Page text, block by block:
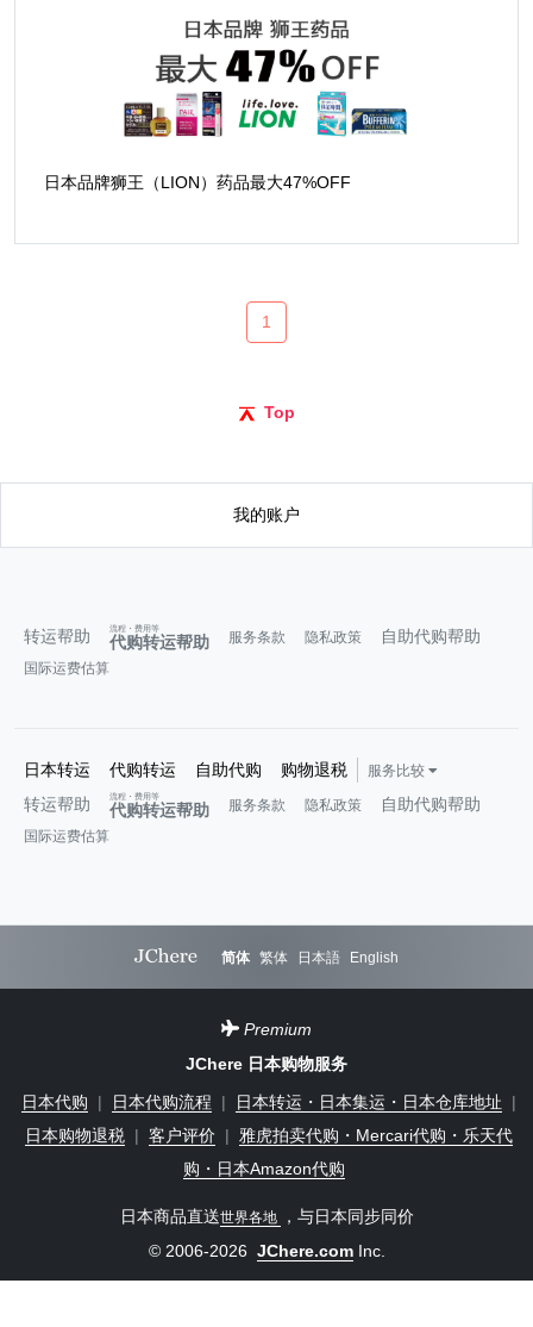
日本品牌狮王（LION）药品最大47%OFF
1
Top
我的账户
转运帮助 代购转运帮助
流程・费用等
服务条款 隐私政策 自助代购帮助
国际运费估算
日本转运 代购转运 自助代购 购物退税 服务比较
转运帮助 代购转运帮助
流程・费用等
服务条款 隐私政策 自助代购帮助
国际运费估算
简体 繁体 日本語 English
Premium
JChere 日本购物服务
日本代购
| 日本代购流程 | 日本转运・日本集运・日本仓库地址
|
日本购物退税 | 客户评价 |
雅虎拍卖代购・Mercari代购・乐天代
购・日本Amazon代购
日本商品直送世界各地
，与日本同步同价
© 2006-2026 JChere.comInc.